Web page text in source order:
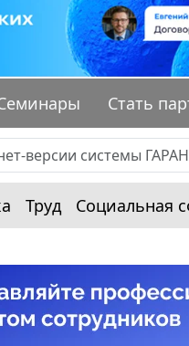
Стать
Труд Социальная